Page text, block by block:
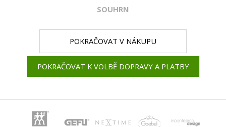
SOUHRN
POKRAČOVAT V NÁKUPU
POKRAČOVAT K VOLBĚ DOPRAVY A PLATBY